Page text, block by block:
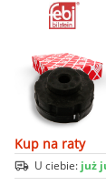
Kup na raty
U ciebie: już